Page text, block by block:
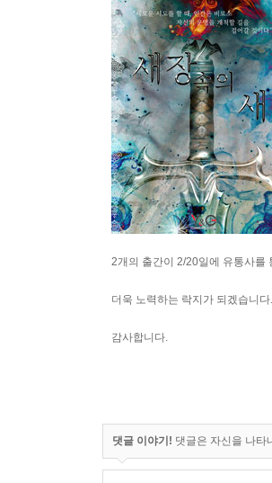
2개의 출간이 2/20일에 유통사를
더욱 노력하는 락지가 되겠습니다.
감사합니다.
댓글 이야기! 댓글은 자신을 나타